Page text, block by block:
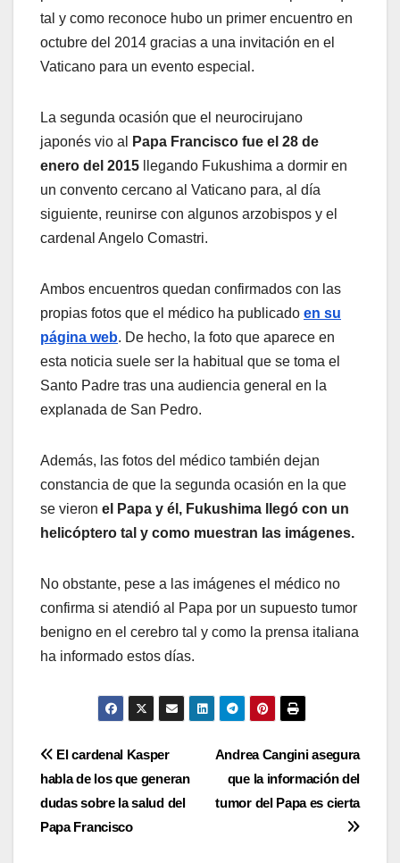
tal y como reconoce hubo un primer encuentro en
octubre del 2014 gracias a una invitación en el
Vaticano para un evento especial.
La segunda ocasión que el neurocirujano
japonés vio al
Papa Francisco fue el 28 de
enero del 2015 llegando Fukushima a dormir en
un convento cercano al Vaticano para, al día
siguiente, reunirse con algunos arzobispos y el
cardenal Angelo Comastri.
Ambos encuentros quedan confirmados con las
propias fotos que el médico ha publicado en su
página web. De hecho, la foto que aparece en
esta noticia suele ser la habitual que se toma el
Santo Padre tras una audiencia general en la
explanada de San Pedro.
Además, las fotos del médico también dejan
constancia de que la segunda ocasión en la que
se vieron el Papa y él, Fukushima llegó con un
helicóptero tal y como muestran las imágenes.
No obstante, pese a las imágenes el médico no
confirma si atendió al Papa por un supuesto tumor
benigno en el cerebro tal y como la prensa italiana
ha informado estos días.
Navegación
de
entradas
Andrea Cangini asegura
que la información del
tumor del Papa es cierta
El cardenal Kasper
habla de los que generan
dudas sobre la salud del
Papa Francisco